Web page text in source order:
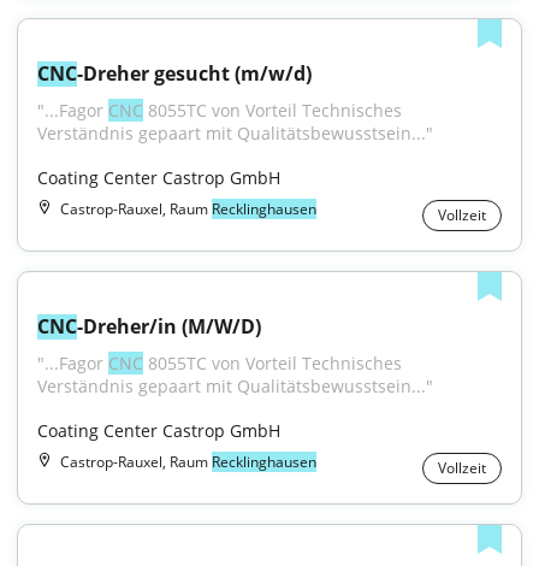
CNC-Dreher gesucht (m/w/d)
"...Fagor CNC 8055TC von Vorteil Technisches
Verständnis gepaart mit Qualitätsbewusstsein..."
Coating Center Castrop GmbH
Castrop-Rauxel, Raum Recklinghausen Vollzeit
CNC-Dreher/in (M/W/D)
"...Fagor CNC 8055TC von Vorteil Technisches
Verständnis gepaart mit Qualitätsbewusstsein..."
Coating Center Castrop GmbH
Castrop-Rauxel, Raum Recklinghausen Vollzeit